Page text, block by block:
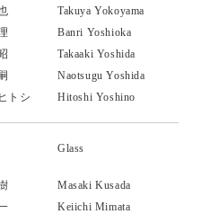
Takuya Yokoyama
Banri Yoshioka
Takaaki Yoshida
Naotsugu Yoshida
トシ
Hitoshi Yoshino
Glass
Masaki Kusada
Keiichi Mimata